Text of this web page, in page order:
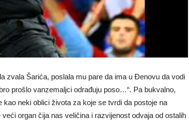
zvala Šarića, poslala mu pare da ima u Đenovu da vodi
prošlo vanzemaljci odrađuju poso…“. Pa bukvalno,
neki oblici života za koje se tvrdi da postoje na
organ čija nas veličina i razvijenost odvaja od ostalih